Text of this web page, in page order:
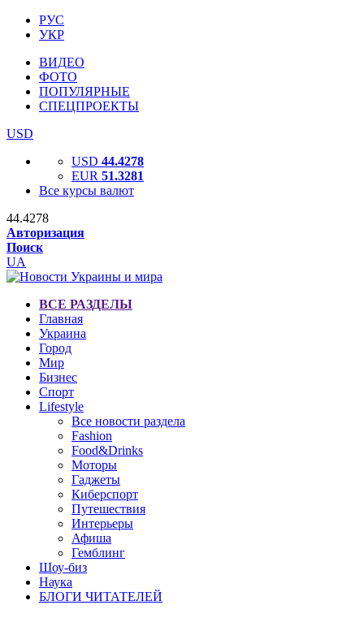
РУС
УКР
ВИДЕО
ФОТО
ПОПУЛЯРНЫЕ
СПЕЦПРОЕКТЫ
USD
USD 44.4278
EUR 51.3281
Все курсы валют
44.4278
Авторизация
Поиск
UA
ВСЕ РАЗДЕЛЫ
Главная
Украина
Город
Мир
Бизнес
Спорт
Lifestyle
Все новости раздела
Fashion
Food&Drinks
Моторы
Гаджеты
Киберспорт
Путешествия
Интерьеры
Афиша
Гемблинг
Шоу-биз
Наука
БЛОГИ ЧИТАТЕЛЕЙ